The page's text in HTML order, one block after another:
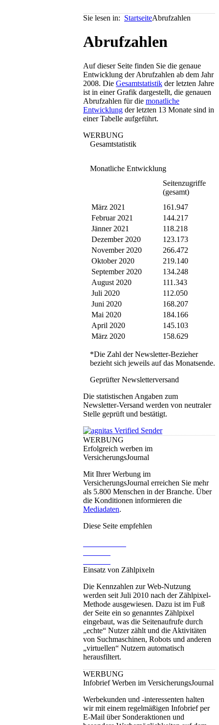
Sie lesen in: StartseiteAbrufzahlen
Abrufzahlen
Auf dieser Seite finden Sie die genaue
Entwicklung der Abrufzahlen ab dem Jahr
2008. Die Gesamtstatistik der letzten Jahre
ist in einer Grafik dargestellt, die genauen
Abrufzahlen für die monatliche
Entwicklung der letzten 13 Monate sind in
einer Tabelle aufgeführt.
WERBUNG
Gesamtstatistik
Monatliche Entwicklung
Seitenzugriffe
(gesamt)
März 2021
161.947
Februar 2021
144.217
Jänner 2021
118.218
Dezember 2020
123.173
November 2020
266.472
Oktober 2020
219.140
September 2020
134.248
August 2020
111.343
Juli 2020
112.050
Juni 2020
168.207
Mai 2020
184.166
April 2020
145.103
März 2020
158.629
*Die Zahl der Newsletter-Bezieher
bezieht sich jeweils auf das Monatsende.
Geprüfter Newsletterversand
Die statistischen Angaben zum
Newsletter-Versand werden von neutraler
Stelle geprüft und bestätigt.
WERBUNG
Erfolgreich werben im
VersicherungsJournal
Mit Ihrer Werbung im
VersicherungsJournal erreichen Sie mehr
als 5.800 Menschen in der Branche. Über
die Konditionen informieren die
Mediadaten.
Diese Seite empfehlen
Einsatz von Zählpixeln
Die Kennzahlen zur Web-Nutzung
werden seit Juli 2010 nach der Zählpixel-
Methode ausgewiesen. Dazu ist im Fuß
der Seite ein so genanntes Zählpixel
eingebaut, was die Seitenaufrufe durch
„echte“ Nutzer zählt und die Aktivitäten
von Suchmaschinen, Robots und anderen
„virtuellen“ Nutzern automatisch
herausfiltert.
WERBUNG
Infobrief Werben im VersicherungsJournal
Werbekunden und -interessenten halten
wir mit einem regelmäßigen Infobrief per
E-Mail über Sonderaktionen und